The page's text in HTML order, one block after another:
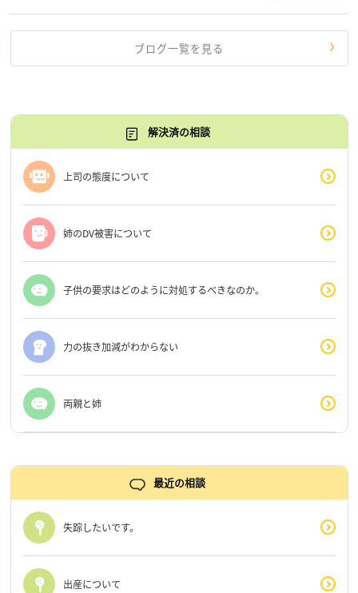
ブログ一覧を見る
解決済の相談
上司の態度について
姉のDV被害について
子供の要求はどのように対処するべきなのか。
力の抜き加減がわからない
両親と姉
最近の相談
失踪したいです。
出産について